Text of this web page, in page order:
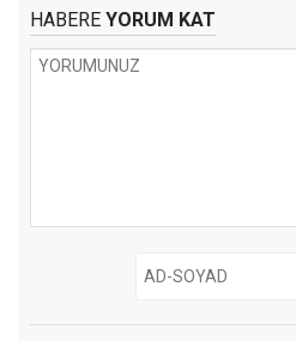
HABERE YORUM KAT